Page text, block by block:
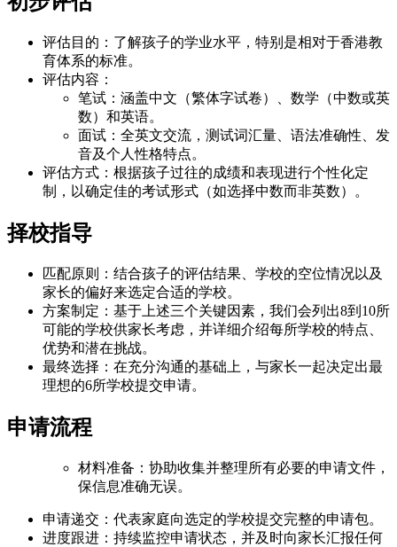
评估目的：了解孩子的学业水平，特别是相对于香港教
育体系的标准。
评估内容：
笔试：涵盖中文（繁体字试卷）、数学（中数或英
数）和英语。
面试：全英文交流，测试词汇量、语法准确性、发
音及个人性格特点。
评估方式：根据孩子过往的成绩和表现进行个性化定
制，以确定佳的考试形式（如选择中数而非英数）。
择校指导
匹配原则：结合孩子的评估结果、学校的空位情况以及
家长的偏好来选定合适的学校。
方案制定：基于上述三个关键因素，我们会列出8到10所
可能的学校供家长考虑，并详细介绍每所学校的特点、
优势和潜在挑战。
最终选择：在充分沟通的基础上，与家长一起决定出最
理想的6所学校提交申请。
申请流程
材料准备：协助收集并整理所有必要的申请文件，
保信息准确无误。
申请递交：代表家庭向选定的学校提交完整的申请包。
进度跟进：持续监控申请状态，并及时向家长汇报任何